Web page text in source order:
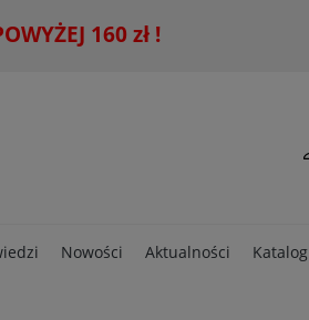
160 zł !
Nowości Aktualności Katalog